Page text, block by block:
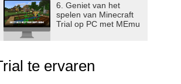
worden niet overgedragen naar
6. Geniet van het
spelen van Minecraft
Trial op PC met MEmu
te ervaren